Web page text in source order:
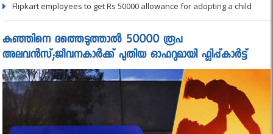
Flipkart employees to get Rs 50000 allowance for adopting a child
കുഞ്ഞിനെ ദത്തെടുത്താല്‍ 50000 രൂപ
അലവന്‍സ്;ജീവനകാർക്ക് പുതിയ ഓഫറുമായി ഫ്ലിപ്പ്കാർട്ട്